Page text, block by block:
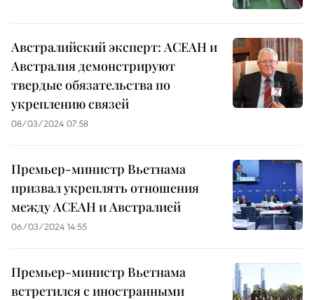
Австралийский эксперт: АСЕАН и
Австралия демонстрируют
твердые обязательства по
укреплению связей
08/03/2024 07:58
Премьер-министр Вьетнама
призвал укреплять отношения
между АСЕАН и Австралией
06/03/2024 14:55
Премьер-министр Вьетнама
встретился с иностранными